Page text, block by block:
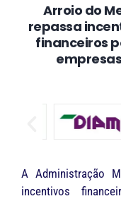
Arroio do
repassa
financeiros
empresas
A Administração
incentivos